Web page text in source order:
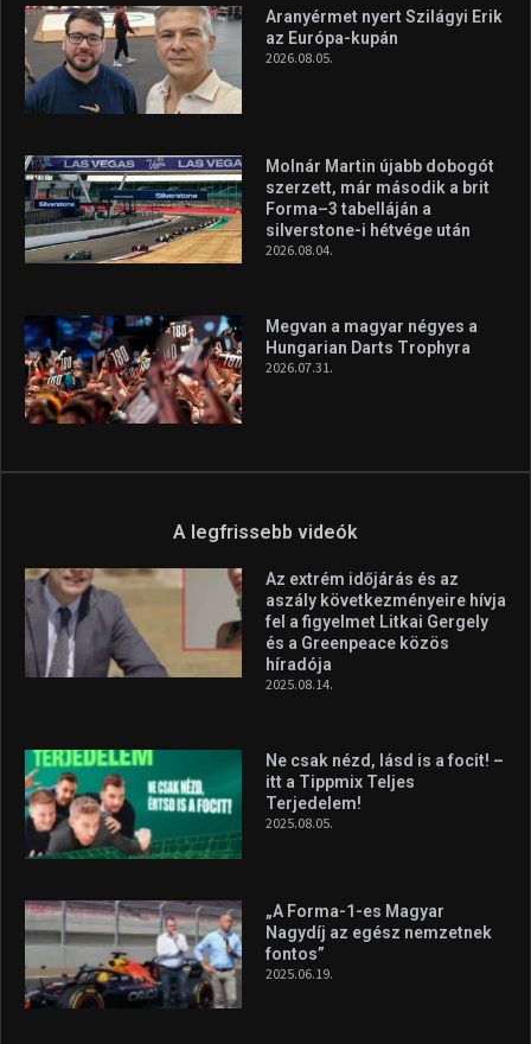
Aranyérmet nyert Szilágyi Erik
az Európa-kupán
2026.08.05.
Molnár Martin újabb dobogót
szerzett, már második a brit
Forma–3 tabelláján a
silverstone-i hétvége után
2026.08.04.
Megvan a magyar négyes a
Hungarian Darts Trophyra
2026.07.31.
A legfrissebb videók
Az extrém időjárás és az
aszály következményeire hívja
fel a figyelmet Litkai Gergely
és a Greenpeace közös
híradója
2025.08.14.
Ne csak nézd, lásd is a focit! –
itt a Tippmix Teljes
Terjedelem!
2025.08.05.
„A Forma-1-es Magyar
Nagydíj az egész nemzetnek
fontos”
2025.06.19.